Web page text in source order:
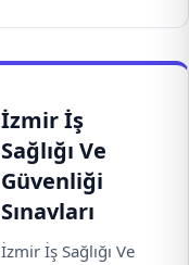
İzmir İş
Sağlığı Ve
Güvenliği
Sınavları
İzmir İş Sağlığı Ve